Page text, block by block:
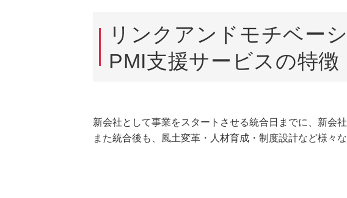
リンクアンドモチベー
PMI支援サービスの特徴
新会社として事業をスタートさせる統合日までに、新会
また統合後も、風土変革・人材育成・制度設計など様々